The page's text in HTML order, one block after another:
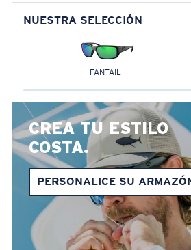
NUESTRA SELECCIÓN
FANTAIL
CREA TU ESTILO
COSTA.
PERSONALICE SU